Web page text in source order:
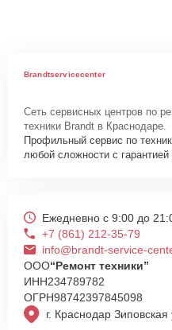
Brandtservicecenter
Сеть сервисных центров по
техники Brandt в Краснодаре.
Профильный сервис по
любой сложности с гарантией
г. Краснодар Зиповская
Ежедневно с 9:00 до
+7 (861) 212-35-79
info@brandt-service-
ООО“Ремонт техники”
ИНН234789782
ОГРН98742397845098